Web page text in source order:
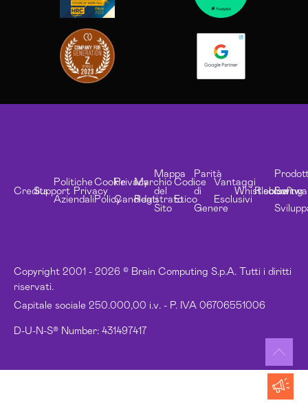
Copyright 2001 - 2026 © Brain Computing S.p.A. Tutti i diritti
riservati.
Capitale sociale 250.000,00 i.v. - P. IVA 06706551006
D-U-N-S® Number: 431497417
CreditsSupport
Politiche
Aziendali
Privacy
Cookie
Policy
Privacy
Candidati
Marchio
Registrato
Mappa
del
Sito
Codice
Etico
Parità
di
Genere
Vantaggi
Esclusivi
Whistleblowing
Risorse